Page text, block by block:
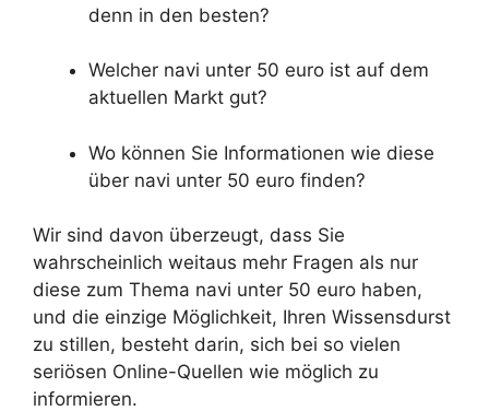
denn in den besten?
Welcher navi unter 50 euro ist auf dem
aktuellen Markt gut?
Wo können Sie Informationen wie diese
über navi unter 50 euro finden?
Wir sind davon überzeugt, dass Sie
wahrscheinlich weitaus mehr Fragen als nur
diese zum Thema navi unter 50 euro haben,
und die einzige Möglichkeit, Ihren Wissensdurst
zu stillen, besteht darin, sich bei so vielen
seriösen Online-Quellen wie möglich zu
informieren.